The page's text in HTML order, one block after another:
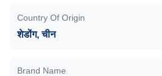
Country Of Origin
शेडोंग, चीन
Brand Name